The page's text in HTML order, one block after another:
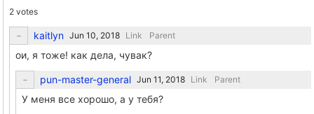
2 votes
kaitlyn Link Parent
ои, я тоже! как дела, чувак?
pun-master-general Link Parent
У меня все хорошо, а у тебя?